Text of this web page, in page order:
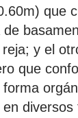
que
y el
que
diversos